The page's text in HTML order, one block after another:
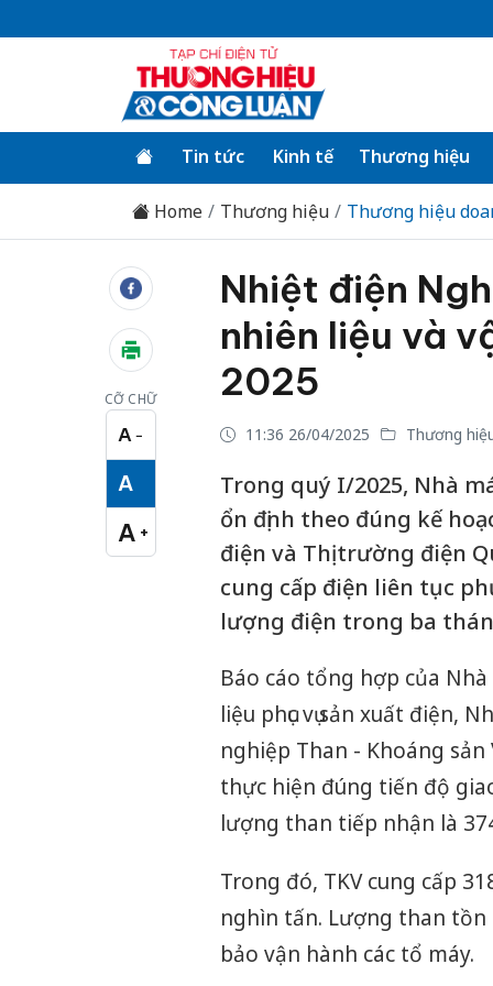
Tin tức Kinh tế Thương hiệu
Home Thương hiệu Thương hiệu
CỠ CHỮ
A −
Cỡ chữ nhỏ
A
Cỡ chữ vừa
A +
Cỡ chữ lớn
Nhiệt điện
nhiên liệu và
2025
11:36 26/04/2025 Thương
Trong quý I/2025, Nhà
ổn định theo đúng kế
điện và Thị trường điện
cung cấp điện liên tục
lượng điện trong ba
Báo cáo tổng hợp của
liệu phục vụ sản xuất điện,
nghiệp Than - Khoáng
thực hiện đúng tiến độ
lượng than tiếp nhận là
Trong đó, TKV cung cấp
nghìn tấn. Lượng than
bảo vận hành các tổ máy.